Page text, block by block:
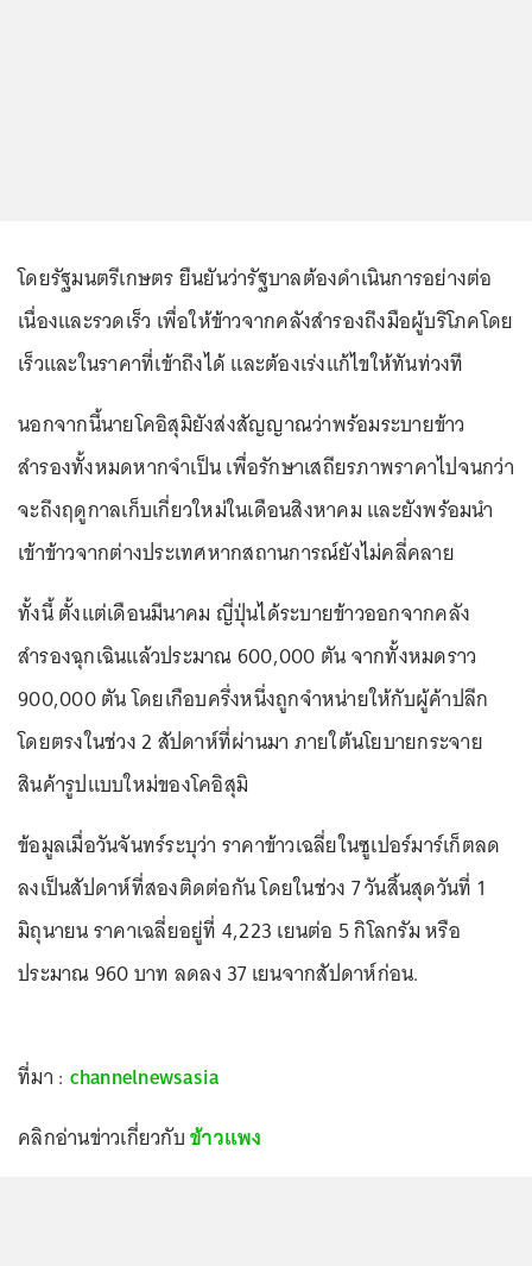
โดยรัฐมนตรีเกษตร ยืนยันว่ารัฐบาลต้องดำเนินการอย่างต่อ
เนื่องและรวดเร็ว เพื่อให้ข้าวจากคลังสำรองถึงมือผู้บริโภคโดย
เร็วและในราคาที่เข้าถึงได้ และต้องเร่งแก้ไขให้ทันท่วงที
นอกจากนี้นายโคอิสุมิยังส่งสัญญาณว่าพร้อมระบายข้าว
สำรองทั้งหมดหากจำเป็น เพื่อรักษาเสถียรภาพราคาไปจนกว่า
จะถึงฤดูกาลเก็บเกี่ยวใหม่ในเดือนสิงหาคม และยังพร้อมนำ
เข้าข้าวจากต่างประเทศหากสถานการณ์ยังไม่คลี่คลาย
ทั้งนี้ ตั้งแต่เดือนมีนาคม ญี่ปุ่นได้ระบายข้าวออกจากคลัง
สำรองฉุกเฉินแล้วประมาณ 600,000 ตัน จากทั้งหมดราว
900,000 ตัน โดยเกือบครึ่งหนึ่งถูกจำหน่ายให้กับผู้ค้าปลีก
โดยตรงในช่วง 2 สัปดาห์ที่ผ่านมา ภายใต้นโยบายกระจาย
สินค้ารูปแบบใหม่ของโคอิสุมิ
ข้อมูลเมื่อวันจันทร์ระบุว่า ราคาข้าวเฉลี่ยในซูเปอร์มาร์เก็ตลด
ลงเป็นสัปดาห์ที่สองติดต่อกัน โดยในช่วง 7 วันสิ้นสุดวันที่ 1
มิถุนายน ราคาเฉลี่ยอยู่ที่ 4,223 เยนต่อ 5 กิโลกรัม หรือ
ประมาณ 960 บาท ลดลง 37 เยนจากสัปดาห์ก่อน.
ที่มา : channelnewsasia
คลิกอ่านข่าวเกี่ยวกับข้าวแพง